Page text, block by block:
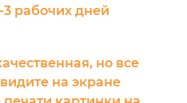
3 рабочих дней
но все
на экране